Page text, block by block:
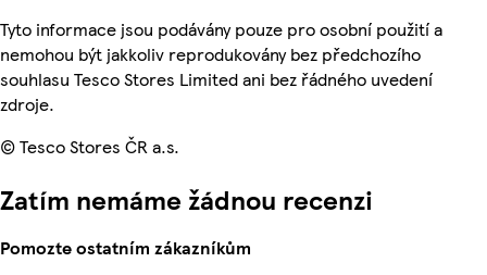
Tyto informace jsou podávány pouze pro osobní použití a
nemohou být jakkoliv reprodukovány bez předchozího
souhlasu Tesco Stores Limited ani bez řádného uvedení
zdroje.
© Tesco Stores ČR a.s.
Zatím nemáme žádnou recenzi
Pomozte ostatním zákazníkům